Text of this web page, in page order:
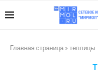
Главная страница » теплицы